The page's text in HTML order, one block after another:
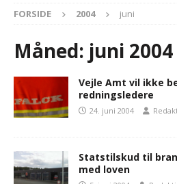
FORSIDE 2004 juni
Måned: juni 2004
Vejle Amt vil ikke
redningsledere
24. juni 2004
Statstilskud til
med loven